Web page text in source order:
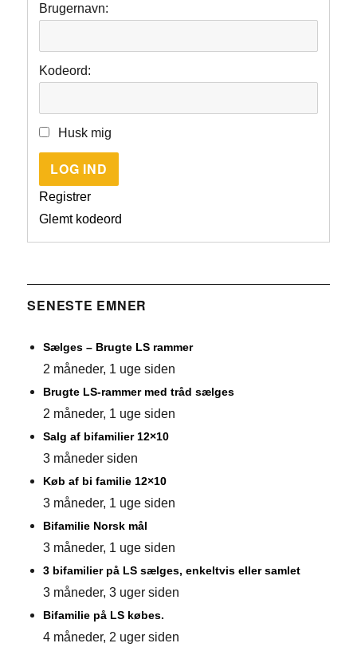
Brugernavn:
Kodeord:
Husk mig
LOG IND
Registrer
Glemt kodeord
SENESTE EMNER
Sælges – Brugte LS rammer
2 måneder, 1 uge siden
Brugte LS-rammer med tråd sælges
2 måneder, 1 uge siden
Salg af bifamilier 12×10
3 måneder siden
Køb af bi familie 12×10
3 måneder, 1 uge siden
Bifamilie Norsk mål
3 måneder, 1 uge siden
3 bifamilier på LS sælges, enkeltvis eller samlet
3 måneder, 3 uger siden
Bifamilie på LS købes.
4 måneder, 2 uger siden